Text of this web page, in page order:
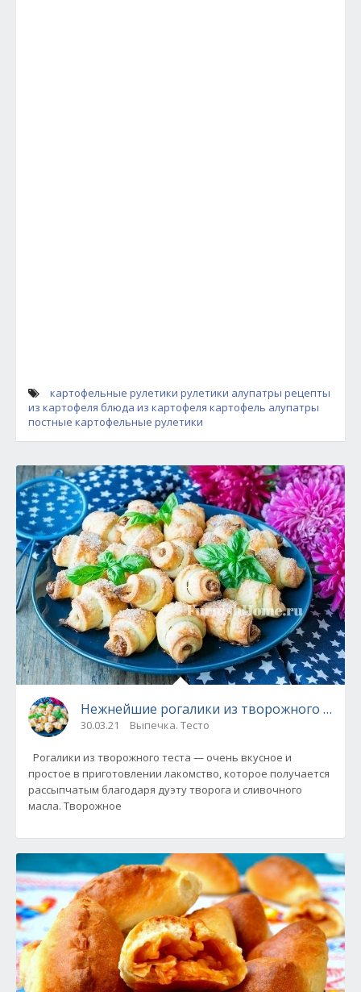
картофельные рулетики рулетики алупатры рецепты
из картофеля блюда из картофеля картофель алупатры
постные картофельные рулетики
Нежнейшие рогалики из творожного теста
30.03.21 Выпечка. Тесто
Рогалики из творожного теста — очень вкусное и
простое в приготовлении лакомство, которое получается
рассыпчатым благодаря дуэту творога и сливочного
масла. Творожное